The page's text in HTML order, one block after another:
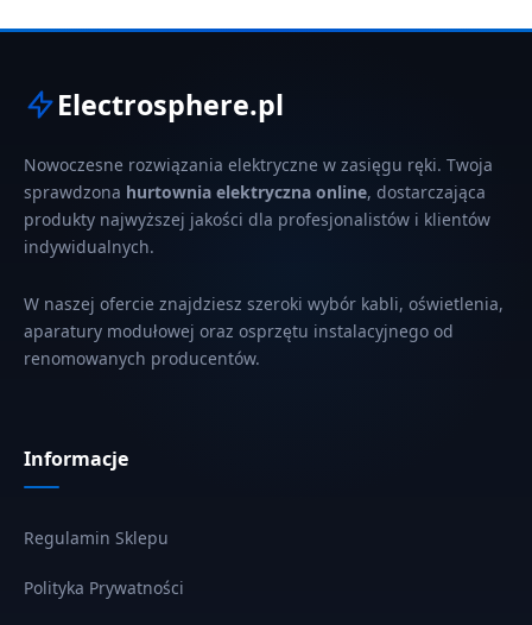
Electrosphere.pl
Nowoczesne rozwiązania elektryczne w zasięgu ręki. Twoja
sprawdzona hurtownia elektryczna online, dostarczająca
produkty najwyższej jakości dla profesjonalistów i klientów
indywidualnych.
W naszej ofercie znajdziesz szeroki wybór kabli, oświetlenia,
aparatury modułowej oraz osprzętu instalacyjnego od
renomowanych producentów.
Informacje
Regulamin Sklepu
Polityka Prywatności